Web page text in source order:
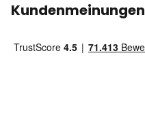
Kundenmeinungen